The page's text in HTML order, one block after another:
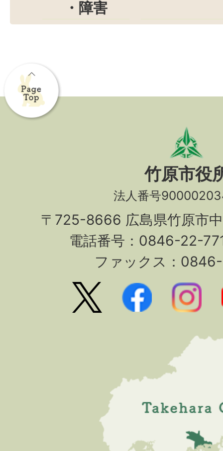
・障害
竹原市役
法人番号
〒725-8666 広島県竹原市
電話番号：0846-22-
ファックス：